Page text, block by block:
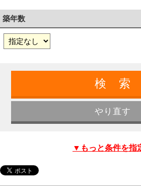
築年数
▼もっと条件を指